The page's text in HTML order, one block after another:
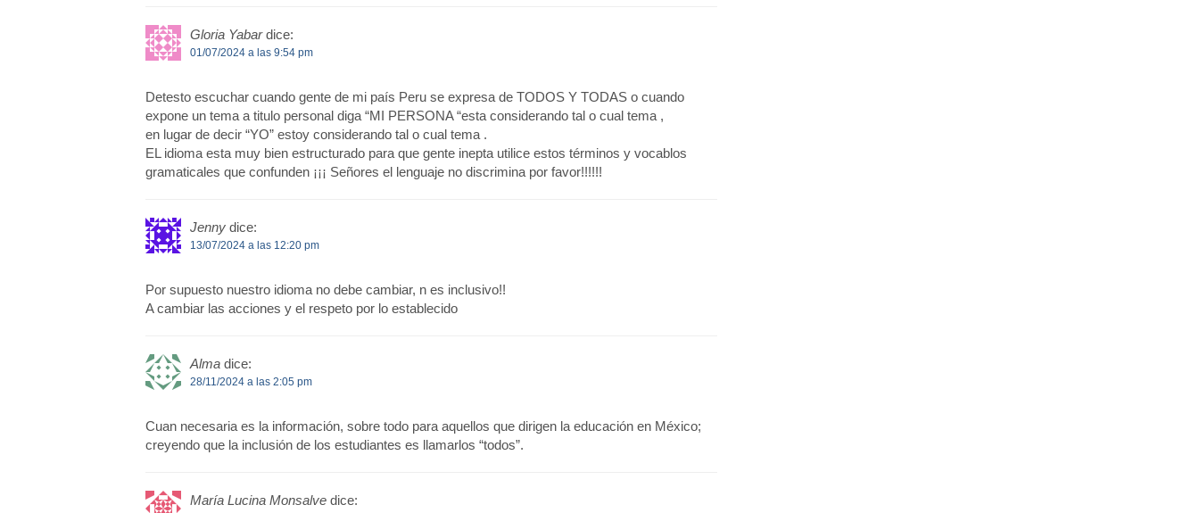
Gloria Yabar dice:
01/07/2024 a las 9:54 pm
Detesto escuchar cuando gente de mi país Peru se expresa de TODOS Y TODAS o cuando
expone un tema a titulo personal diga “MI PERSONA “esta considerando tal o cual tema ,
en lugar de decir “YO” estoy considerando tal o cual tema .
EL idioma esta muy bien estructurado para que gente inepta utilice estos términos y vocablos
gramaticales que confunden ¡¡¡ Señores el lenguaje no discrimina por favor!!!!!!
Jenny dice:
13/07/2024 a las 12:20 pm
Por supuesto nuestro idioma no debe cambiar, n es inclusivo!!
A cambiar las acciones y el respeto por lo establecido
Alma dice:
28/11/2024 a las 2:05 pm
Cuan necesaria es la información, sobre todo para aquellos que dirigen la educación en México;
creyendo que la inclusión de los estudiantes es llamarlos “todos”.
María Lucina Monsalve dice: